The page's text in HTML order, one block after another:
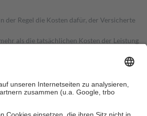
der Regel die Kosten dafür, der Versicherte
als die tatsächlichen Kosten der Leistung